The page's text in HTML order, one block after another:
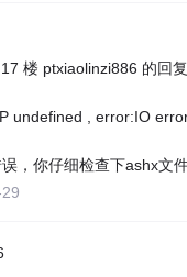
楼 ptxiaolinzi886 的回
undefined , error:IO
，你仔细检查下ashx文